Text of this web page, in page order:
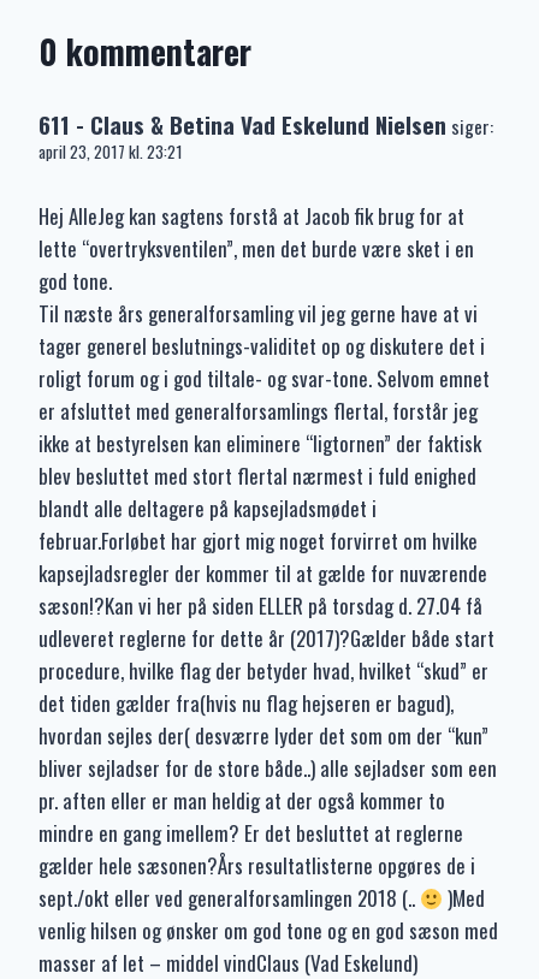
0 kommentarer
611 - Claus & Betina Vad Eskelund Nielsen siger:
april 23, 2017 kl. 23:21
Hej AlleJeg kan sagtens forstå at Jacob fik brug for at
lette “overtryksventilen”, men det burde være sket i en
god tone.
Til næste års generalforsamling vil jeg gerne have at vi
tager generel beslutnings-validitet op og diskutere det i
roligt forum og i god tiltale- og svar-tone. Selvom emnet
er afsluttet med generalforsamlings flertal, forstår jeg
ikke at bestyrelsen kan eliminere “ligtornen” der faktisk
blev besluttet med stort flertal nærmest i fuld enighed
blandt alle deltagere på kapsejladsmødet i
februar.Forløbet har gjort mig noget forvirret om hvilke
kapsejladsregler der kommer til at gælde for nuværende
sæson!?Kan vi her på siden ELLER på torsdag d. 27.04 få
udleveret reglerne for dette år (2017)?Gælder både start
procedure, hvilke flag der betyder hvad, hvilket “skud” er
det tiden gælder fra(hvis nu flag hejseren er bagud),
hvordan sejles der( desværre lyder det som om der “kun”
bliver sejladser for de store både..) alle sejladser som een
pr. aften eller er man heldig at der også kommer to
mindre en gang imellem? Er det besluttet at reglerne
gælder hele sæsonen?Års resultatlisterne opgøres de i
sept./okt eller ved generalforsamlingen 2018 (..
)Med
venlig hilsen og ønsker om god tone og en god sæson med
masser af let – middel vindClaus (Vad Eskelund)